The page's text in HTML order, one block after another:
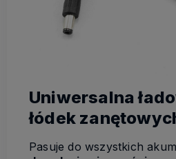
Uniwersalna
łódek
Pasuje do wszystkich